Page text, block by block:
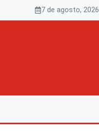
7 de agosto, 2026